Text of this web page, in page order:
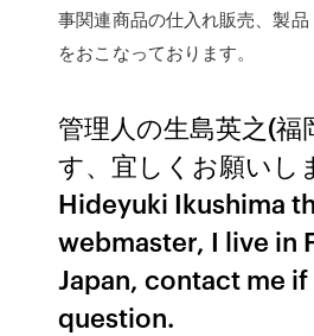
事関連商品の仕入れ販売、製
をおこなっております。
管理人の生島英之(福
す、宜しくお願いし
Hideyuki Ikushima
webmaster, I live in
Japan, contact me if
question.